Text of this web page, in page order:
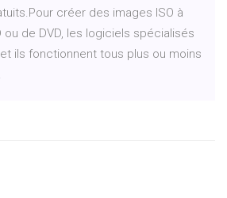
créer des images ISO à
ou de DVD, les logiciels spécialisés
ils fonctionnent tous plus ou moins